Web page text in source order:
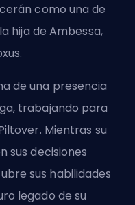
como una de
hija de Ambessa,
de una presencia
trabajando para
Mientras su
sus decisiones
sus habilidades
legado de su